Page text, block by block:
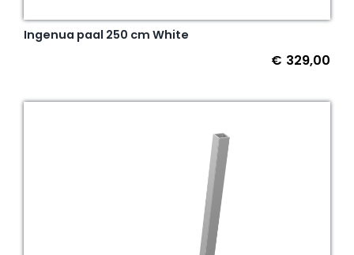
Ingenua paal 250 cm White
€ 329,00